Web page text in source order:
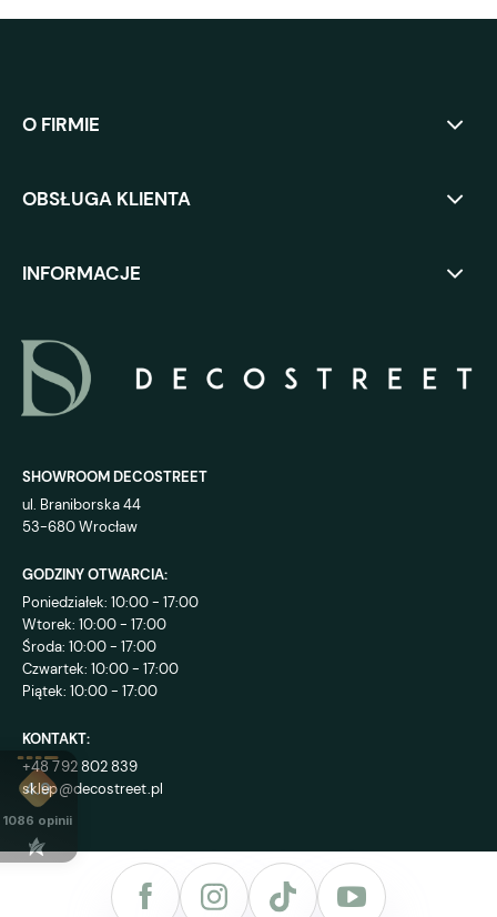
O FIRMIE
OBSŁUGA KLIENTA
INFORMACJE
SHOWROOM DECOSTREET
ul. Braniborska 44
53-680 Wrocław
GODZINY OTWARCIA:
Poniedziałek: 10:00 - 17:00
Wtorek: 10:00 - 17:00
Środa: 10:00 - 17:00
Czwartek: 10:00 - 17:00
Piątek: 10:00 - 17:00
KONTAKT:
+48 792 802 839
sklep@decostreet.pl
4.9
1086 opinii